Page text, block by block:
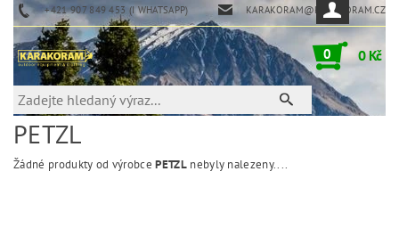
+421 907 849 453 (I WHATSAPP) KARAKORAM@KARAKORAM.CZ
0 0 Kč
PETZL
Žádné produkty od výrobcePETZLnebyly nalezeny....